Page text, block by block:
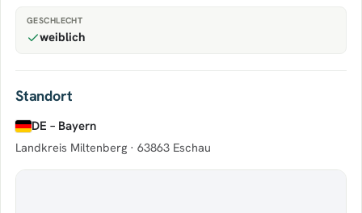
GESCHLECHT
weiblich
Standort
DE – Bayern
Landkreis Miltenberg · 63863 Eschau